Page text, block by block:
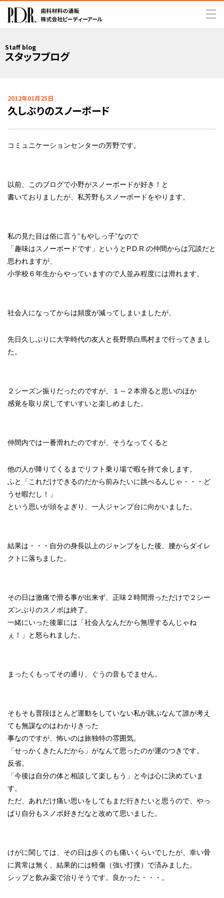
Staff blog
スタッフブログ
2012年01月25日
久しぶりのスノーボード
コミュニケーションセンターの芳野です。
以前、このブログで小野がスノーボードが好き！と
書いておりましたが、私芳野もスノーボードをやります。
私の見た目は俗に言う“もやしっ子”なので
「趣味はスノーボードです」というとP.D.R.の仲間からは冗談だと
思われますが、
小学校６年生からやっていますので人並み程度には滑れます。
社会人になってからは頻度が減ってしまいましたが、
先日久しぶりに大学時代の友人と長野県白馬村まで行ってきまし
た。
２シーズン振りだったのですが、１～２本滑ると思いのほか
感覚を取り戻してすいすいと楽しめました。
仲間内では一番滑れたのですが、そうなってくると
他の人が降りてくるまでリフト乗り場で暇を持て余します。
ふと「これだけできるのだから前みたいに跳べるんじゃ・・・ど
うせ暇だし！」
という思いが頭をよぎり、一人ジャンプ台に向かいました。
結果は・・・自分の身長以上のジャンプをした後、腰からダイレ
クトに落ちました。
その日は激痛で滑る事が出来ず、正味２時間滑っただけで２シー
ズンぶりのスノボは終了。
一緒にいった後輩には「社会人なんだから無理するんじゃね
ぇ！」と怒られました。
まったくもってその通り、ぐうの音もでません。
そもそも普段ほとんど運動をしていない私が跳ぶなんて誰が考え
ても無謀なのはわかりきった
事なのですが、怖いのは旅独特の雰囲気。
「せっかくきたんだから」がなんて思ったのが運のつきです。
反省。
「今後は自分の体と相談して楽しもう」と今は心に決めていま
す。
ただ、あれだけ痛い思いをしてもまだ行きたいと思うので、やっ
ぱり自分もスノボ好きだなと改めて思いました。
けがに関しては、その日は歩くのも痛いくらいでしたが、幸い骨
に異常は無く、結果的には軽傷（強い打撲）で済みました。
シップと飲み薬で治りそうです。良かった・・・。